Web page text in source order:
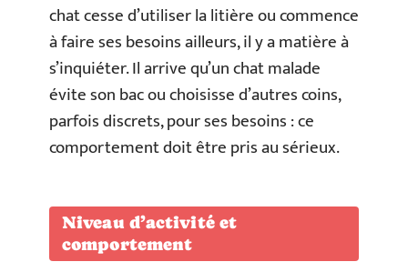
chat cesse d’utiliser la litière ou commence
à faire ses besoins ailleurs, il y a matière à
s’inquiéter. Il arrive qu’un chat malade
évite son bac ou choisisse d’autres coins,
parfois discrets, pour ses besoins : ce
comportement doit être pris au sérieux.
Niveau d’activité et
comportement